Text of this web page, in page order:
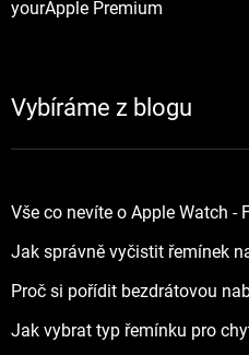
yourApple Premium
Vybíráme z blogu
Vše co nevíte o Apple Watch -
Jak správně vyčistit řemínek
Proč si pořídit bezdrátovou
Jak vybrat typ řemínku pro